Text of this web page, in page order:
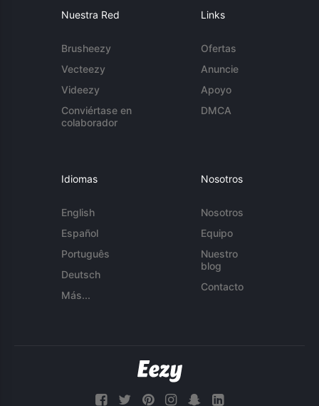
Nuestra Red
Brusheezy
Vecteezy
Videezy
Conviértase en
colaborador
Links
Ofertas
Anuncie
Apoyo
DMCA
Idiomas
English
Español
Português
Deutsch
Más...
Nosotros
Nosotros
Equipo
Nuestro
blog
Contacto